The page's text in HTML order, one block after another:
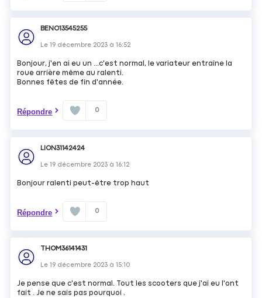
BENO13545255
Le19 décembre 2023 à16:52
Bonjour, j'en ai eu un ...c'est normal, le variateur entraîne la
roue arrière même au ralenti.
Bonnes fêtes de fin d'année.
Répondre 0
LION31142424
Le19 décembre 2023 à16:12
Bonjour ralenti peut-être trop haut
Répondre 0
THOM36141431
Le19 décembre 2023 à15:10
Je pense que c'est normal. Tout les scooters que j'ai eu l'ont
fait . Je ne sais pas pourquoi .